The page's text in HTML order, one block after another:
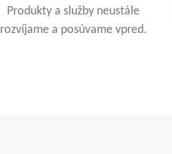
Produkty a služby neustále
rozvíjame a posúvame vpred.